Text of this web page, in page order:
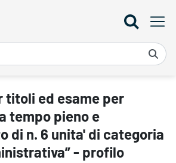
per l’assunzione a tempo pieno e
titoli ed esame per
tempo pieno e
di n. 6 unita' di categoria
- profilo